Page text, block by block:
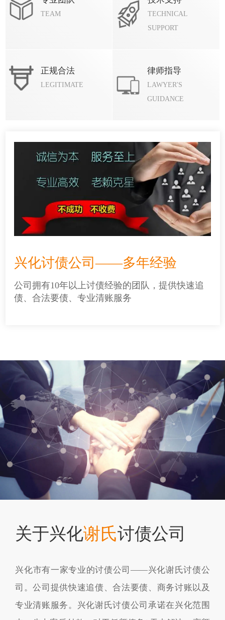
TEAM
TECHNICAL
SUPPORT
正规合法
LEGITIMATE
律师指导
LAWYER'S
GUIDANCE
兴化讨债公司——多年经验
公司拥有10年以上讨债经验的团队，提供快速追
债、合法要债、专业清账服务
关于兴化谢氏讨债公司
兴化市有一家专业的讨债公司——兴化谢氏讨债公
司。公司提供快速追债、合法要债、商务讨账以及
专业清账服务。兴化谢氏讨债公司承诺在兴化范围